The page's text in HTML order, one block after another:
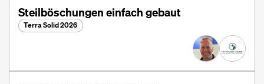
Steilböschungen einfach gebaut
Terra Solid 2026